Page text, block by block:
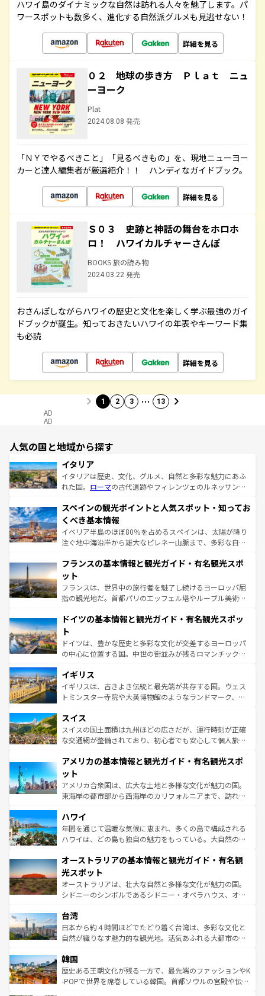
ハワイ島のダイナミックな自然は訪れる人々を魅了します。パ
ワースポットも数多く、進化する自然派グルメも見逃せない！
詳細を見る
０２ 地球の歩き方 Ｐｌａｔ ニュ
ーヨーク
Plat
2024.08.08 発売
「ＮＹでやるべきこと」「見るべきもの」を、現地ニューヨー
カーと達人編集者が厳選紹介！！ ハンディなガイドブック。
詳細を見る
Ｓ０３ 史跡と神話の舞台をホロホ
ロ！ ハワイカルチャーさんぽ
BOOKS 旅の読み物
2024.03.22 発売
おさんぽしながらハワイの歴史と文化を楽しく学ぶ最強のガイ
ドブックが誕生。知っておきたいハワイの年表やキーワード集
も必読
詳細を見る
1 2 3 … 13
AD
AD
人気の国と地域から探す
イタリア
イタリアは歴史、文化、グルメ、自然と多彩な魅力にあふ
れた国。 ローマの古代遺跡やフィレンツェのルネッサンス
ろん、トスカーナの美しい田園風景やアマルフィ海岸の絶
景など、自然景観も見逃せない。観光の合間には、本場の
ピザやパスタなど、絶品のイタリア料理を堪能することも
できる。朝目覚めてから夜眠るまで、すべての瞬間を楽し
なお、新着のイタリア情報はコンテンツ一覧を参照してほ
しい。
スペインの観光ポイントと人気スポット・知ってお
くべき基本情報
イベリア半島のほぼ80％を占めるスペインは、太陽が降り
注ぐ地中海沿岸から雄大なピレネー山脈まで、多彩な自然
文化が根付くこの国では、情熱的なフラメンコ、熱気あふ
れる闘牛、そして美味しいタパスが生活の一部となってい
る。首都マドリードの洗練された雰囲気や、バルセロナの
アートに溢れた街角から、地方では古代ローマ遺跡や中世
せる。地方によって風土や気候が異なるスペインはその個
ンテンツ一覧 を参照してほしい。
フランスの基本情報と観光ガイド・有名観光スポ
ット
フランスは、世界中の旅行者を魅了し続けるヨーロッパ屈
指の観光地だ。首都パリのエッフェル塔やルーブル美術館
で、幅広い魅力が詰まっている。華麗な宮殿、歴史的な大
聖堂、美しいビーチ、そして豊かな自然が、訪れる者を心
から魅了する。また、フランスは美食の国としても知ら
れ、フランス料理はユネスコ無形文化遺産にも登録されて
香り高いラベンダー畑など、多彩な楽しみ方が可能だ。さ
らに、パリ以外の地域にも魅力が溢れており、どの街角に
も豊かな歴史と文化が息づいている。パリ以外の個性あふ
を参照してほしい。
ドイツの基本情報と観光ガイド・有名観光スポッ
ト
ドイツは、豊かな歴史と多彩な文化が交差するヨーロッパ
の中心に位置する国。中世の街並みが残るロマンチック街
顔を持つこの国は、どこを歩いても飽きることがない。ベ
ルリンの文化的活気、バイエルン州のアルプスの絶景、そ
してライン川沿いのワイン畑といった風景は必見。ビール
は、お酒好きな人にはぜひ体験してほしい。 なお、新着の
ドイツ情報はコンテンツ一覧を参照してほしい。
イギリス
イギリスは、古きよき伝統と最先端が共存する国。ウェス
トミンスター寺院や大英博物館のようなランドマーク、歴
リアごとに異なる魅力がある。また、優雅なアフタヌーン
ティー、ビール好きにはたまらない英国パブ、サッカー観
戦など、本場だからこそできる体験も豊富。イギリスを旅
ンツ一覧を参照してほしい。
スイス
スイスの国土面積は九州ほどの広さだが、運行時刻が正確
な交通網が整備されており、初心者でも安心して個人旅行
の建物がそのまま残る町や、スイスならではのユニークな
博物館もあり、アルプス観光だけでなく町歩きも満喫する
ことができる。国民の所得が高いため物価も高いが、旅行
者向けの交通パス提供のサービスもあり、うまく活用すれ
着のスイス情報は
アメリカの基本情報と観光ガイド・有名観光スポ
ット
アメリカ合衆国は、広大な土地と多様な文化が魅力の国。
東海岸の都市部から西海岸のカリフォルニアまで、訪れる
のような巨大都市は、観光、ショッピング、エンターテイ
ンメントが詰まった刺激的なスポットだ。一方、アメリカ
西部には大自然が広がり、グランドキャニオンやイエロー
部のニューオーリンズでは、音楽と美食が融合した独特の
文化が魅力。旅行者はアメリカの各地域で異なる魅力を楽
しみながら、その多様性と豊かな歴史を感じることができ
るだろう。車でのロードトリップや列車の旅も、アメリカ
情報は
ハワイ
年間を通じて温暖な気候に恵まれ、多くの島で構成される
ハワイは、どの島も独自の魅力をもっている。大自然の神
ワイ島は見逃せない。また、定番の観光地といえばオアフ
島だが、静かな自然を求めるならマウイ島やカウアイ島が
おすすめ。エメラルドグリーンに輝く海をはじめ、豊かな
文化や歴史が息づいている。「アロハスピリット」と呼ば
人々、おいしいローカルフードやハワイアンミュージッ
ク、伝統的なフラダンスなど、すべてがハワイの魅力を彩
っている。訪れるたびに新しい発見と感動が待っているハ
はコンテンツ一覧
オーストラリアの基本情報と観光ガイド・有名観
光スポット
オーストラリアは、壮大な自然と多様な文化が魅力の国。
シドニーのシンボルであるシドニー・オペラハウス、オー
リアリーフや大陸中央部にそびえるウルル（エアーズロッ
ク）、タスマニアの美しい原生林やケアンズの熱帯雨林な
ど、見どころがたくさん。また、カフェやワイン、オージ
いる。アクティビティも充実しており、サーフィンやダイ
ビング、ハイキングなど、アウトドア好きにはたまらな
い。オーストラリアの多彩な魅力を存分に味わいつくそ
台湾
日本から約４時間ほどでたどり着く台湾は、多彩な文化と
自然が織りなす魅力的な観光地。活気あふれる大都市の台
ン）、静ひつな山岳地帯である台湾東部など、都市の喧騒
と山間の静けさが共存しており、訪れる人に新しい発見と
驚きをもたらしてくれる。また、奥深い台湾の食文化も魅
韓国
歴史ある王朝文化が残る一方で、最先端のファッションやK
-POPで世界を席巻している韓国。首都ソウルの宮殿や伝統